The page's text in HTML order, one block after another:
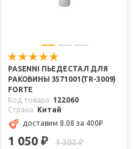
PASENNI ПЬЕДЕСТАЛ ДЛЯ
РАКОВИНЫ 3571001(TR-3009)
FORTE
Код товара
122060
Страна
Китай
доставим 8.08 за 400₽
1 050 ₽ 1 302₽